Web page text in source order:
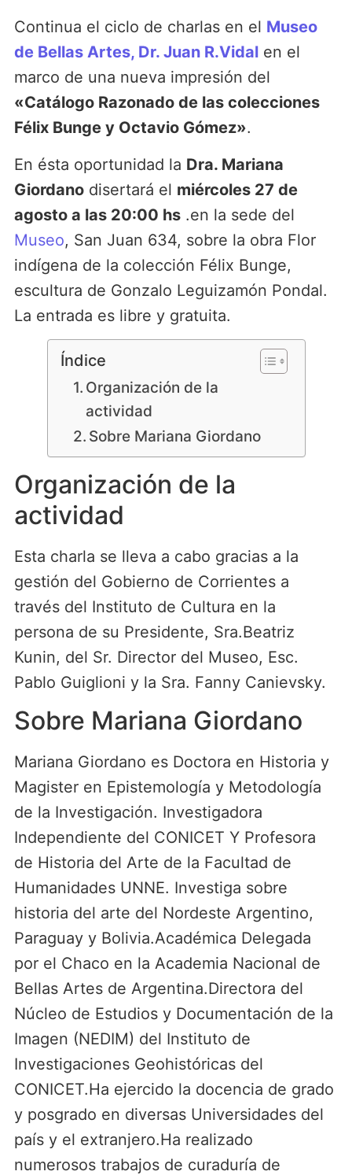
Continua el ciclo de charlas en el Museo
de Bellas Artes, Dr. Juan R.Vidalen el
marco de una nueva impresión del
«Catálogo Razonado de las colecciones
Félix Bunge y Octavio Gómez».
En ésta oportunidad la Dra. Mariana
Giordanodisertará el miércoles 27 de
agosto a las 20:00 hs.en la sede del
Museo, San Juan 634, sobre la obra Flor
indígena de la colección Félix Bunge,
escultura de Gonzalo Leguizamón Pondal.
La entrada es libre y gratuita.
Índice
Organización de la
actividad
Sobre Mariana Giordano
Organización de la
actividad
Esta charla se lleva a cabo gracias a la
gestión del Gobierno de Corrientes a
través del Instituto de Cultura en la
persona de su Presidente, Sra.Beatriz
Kunin, del Sr. Director del Museo, Esc.
Pablo Guiglioni y la Sra. Fanny Canievsky.
Sobre Mariana Giordano
Mariana Giordano es Doctora en Historia y
Magister en Epistemología y Metodología
de la Investigación. Investigadora
Independiente del CONICET Y Profesora
de Historia del Arte de la Facultad de
Humanidades UNNE. Investiga sobre
historia del arte del Nordeste Argentino,
Paraguay y Bolivia.Académica Delegada
por el Chaco en la Academia Nacional de
Bellas Artes de Argentina.Directora del
Núcleo de Estudios y Documentación de la
Imagen (NEDIM) del Instituto de
Investigaciones Geohistóricas del
CONICET.Ha ejercido la docencia de grado
y posgrado en diversas Universidades del
país y el extranjero.Ha realizado
numerosos trabajos de curaduría de